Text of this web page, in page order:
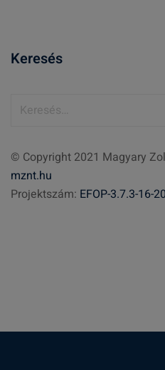
Keresés
e
s
é
© Copyright 2021 Magyary
mznt.hu
Projektszám: EFOP-3.7.3-16-